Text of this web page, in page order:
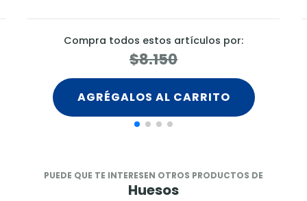
Compra todos estos artículos por:
$8.150
AGRÉGALOS AL CARRITO
PUEDE QUE TE INTERESEN OTROS PRODUCTOS DE
Huesos